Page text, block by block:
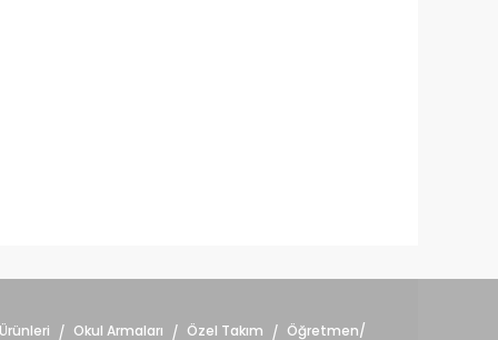
/ Okul Armaları / Özel Takım / Öğretmen/